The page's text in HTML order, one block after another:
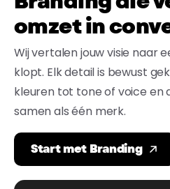
omzet in
Wij vertalen jouw visie naar
klopt. Elk detail is bewust
kleuren tot tone of voice en
samen als één merk.
Start met Branding